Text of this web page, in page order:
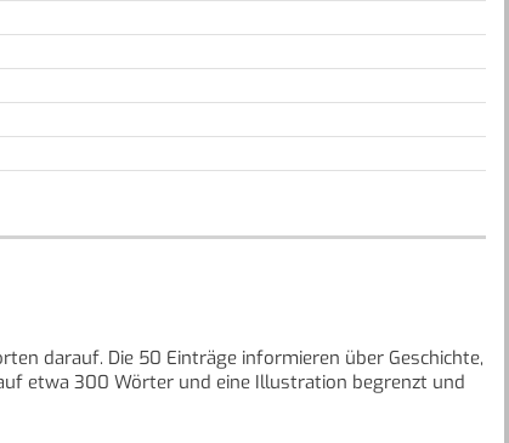
darauf. Die 50 Einträge informieren über Geschichte,
etwa 300 Wörter und eine Illustration begrenzt und